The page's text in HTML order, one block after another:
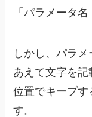
「パラメータ
しかし、パラメ
あえて文字を
位置でキープす
す。